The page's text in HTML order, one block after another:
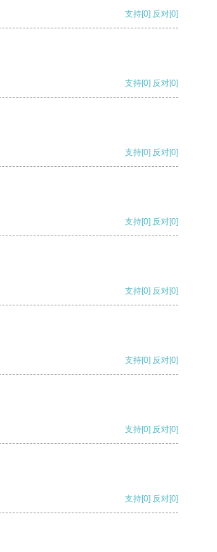
支持[0] 反对[0]
支持[0] 反对[0]
支持[0] 反对[0]
支持[0] 反对[0]
支持[0] 反对[0]
支持[0] 反对[0]
支持[0] 反对[0]
支持[0] 反对[0]